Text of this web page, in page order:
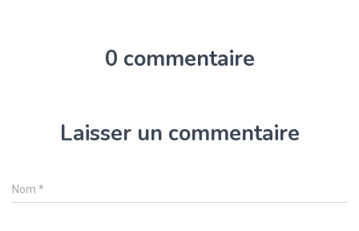
0 commentaire
Laisser un commentaire
Nom *